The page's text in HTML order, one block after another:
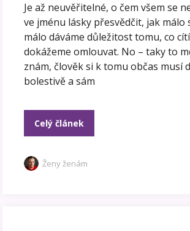
Je až neuvěřitelné, o čem všem se
ve jménu lásky přesvědčit, jak málo
málo dáváme důležitost tomu, co
dokážeme omlouvat. No – taky to
znám, člověk si k tomu občas musí
bolestivě a sám
Celý článek
Ženy ženám